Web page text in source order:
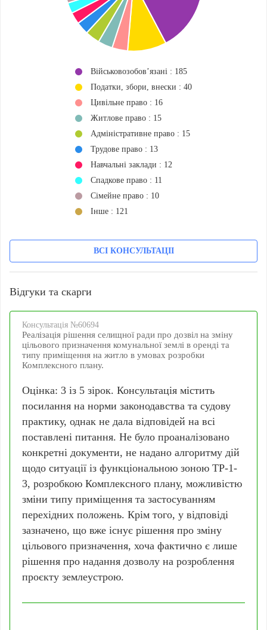
Військовозобов’язані : 185
Податки, збори, внески : 40
Цивільне право : 16
Житлове право : 15
Адміністративне право : 15
Трудове право : 13
Навчальні заклади : 12
Спадкове право : 11
Сімейне право : 10
Iнше : 121
ВСІ КОНСУЛЬТАЦІІ
Відгуки та скарги
Консультацiя №60694
Реалізація рішення селищної ради про дозвіл на зміну
цільового призначення комунальної землі в оренді та
типу приміщення на житло в умовах розробки
Комплексного плану.
Оцінка: 3 із 5 зірок. Консультація містить
посилання на норми законодавства та судову
практику, однак не дала відповідей на всі
поставлені питання. Не було проаналізовано
конкретні документи, не надано алгоритму дій
щодо ситуації із функціональною зоною ТР-1-
3, розробкою Комплексного плану, можливістю
зміни типу приміщення та застосуванням
перехідних положень. Крім того, у відповіді
зазначено, що вже існує рішення про зміну
цільового призначення, хоча фактично є лише
рішення про надання дозволу на розроблення
проєкту землеустрою.